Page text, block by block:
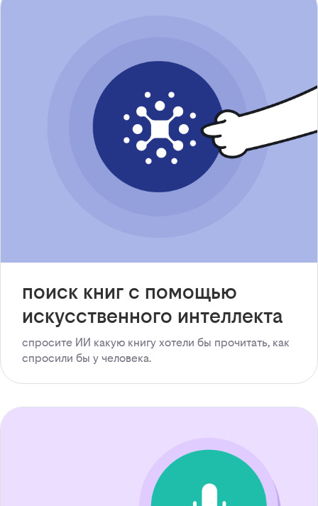
поиск книг с помощью
искусственного интеллекта
спросите ИИ какую книгу хотели бы прочитать, как
спросили бы у человека.